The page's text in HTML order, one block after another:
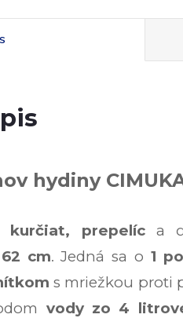
hydiny
kurčiat, prepelíca
cm. Jedná sa o 1
s mriežkou proti
vody zo 4